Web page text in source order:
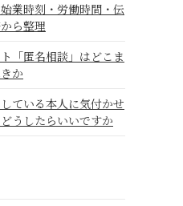
業時刻・労働時間・伝
ら整理
「匿名相談」はどこま
か
ている本人に気付かせ
うしたらいいですか